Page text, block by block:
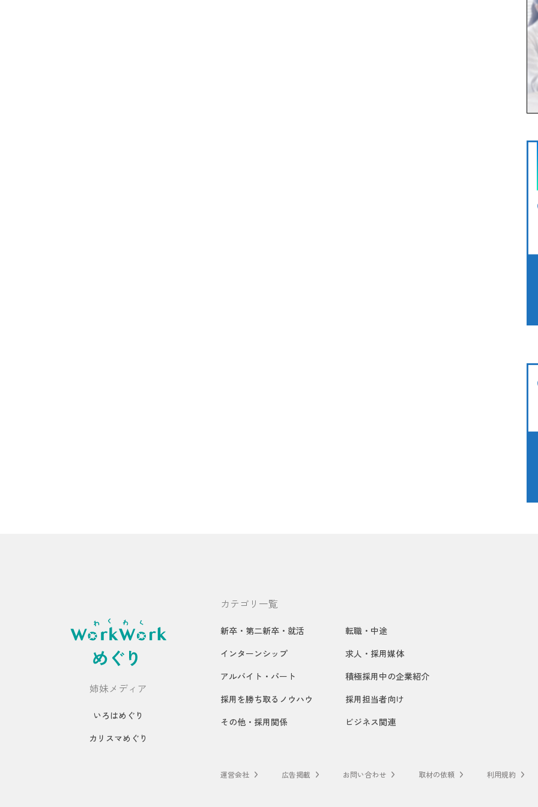
姉妹メディア
いろはめぐり
カリスマめぐり
カテゴリ一覧
新卒・第二新卒・就活
転職・中途
インターンシップ
求人・採用媒体
アルバイト・パート
積極採用中の企業紹介
採用を勝ち取るノウハウ
採用担当者向け
その他・採用関係
ビジネス関連
運営会社 広告掲載 お問い合わせ 取材の依頼 利用規約